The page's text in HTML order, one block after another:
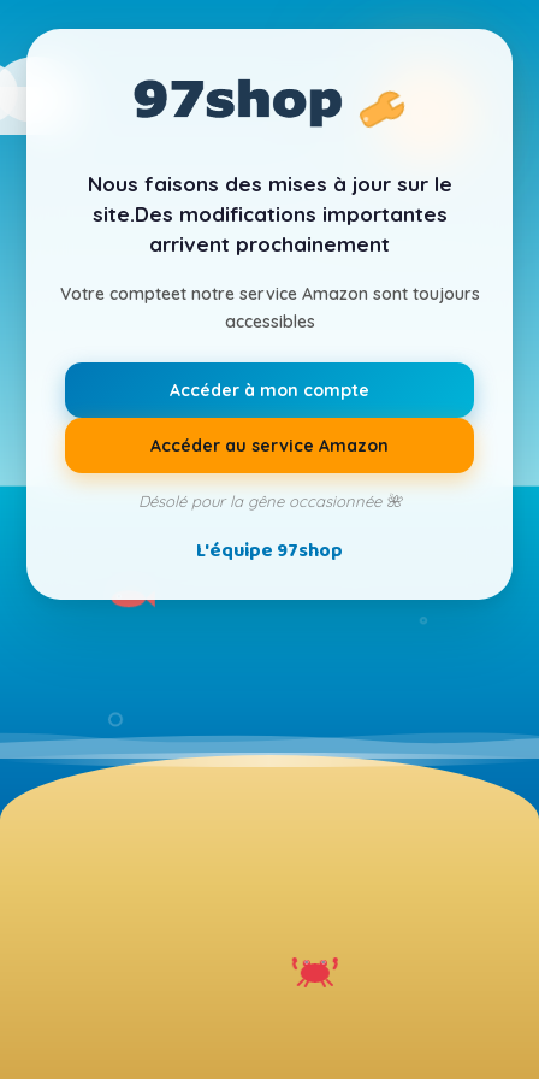
Nous faisons des mises à jour sur le
site.Des modifications importantes
arrivent prochainement
Votre compteet notre service Amazon sont toujours
accessibles
Accéder à mon compte
Accéder au service Amazon
Désolé pour la gêne occasionnée 🌺
L'équipe 97shop